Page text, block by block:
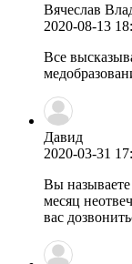
Вячеслав
2020-08-13
Все
Давид
2020-03-31
Вы
месяц
вас